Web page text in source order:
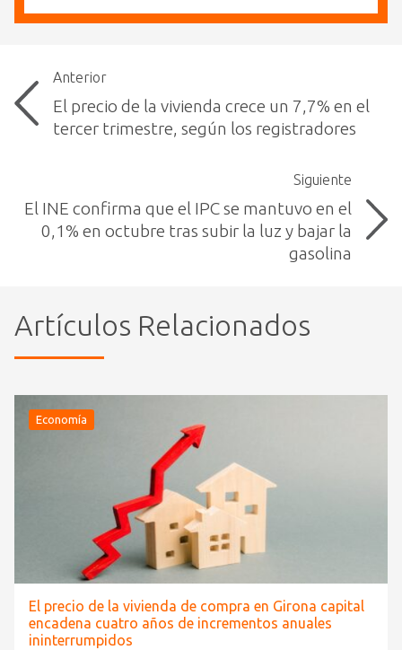
Anterior
El precio de la vivienda crece un 7,7% en el
tercer trimestre, según los registradores
Siguiente
El INE confirma que el IPC se mantuvo en el
0,1% en octubre tras subir la luz y bajar la
gasolina
Artículos Relacionados
Economía
El precio de la vivienda de compra en Girona capital
encadena cuatro años de incrementos anuales
ininterrumpidos